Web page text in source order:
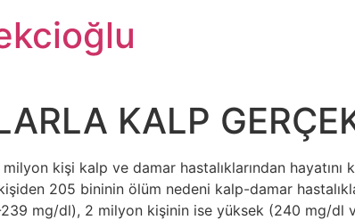
KALP
milyon kişi kalp ve damar hastalıklarından
205 bininin ölüm nedeni kalp-damar
239 mg/dl), 2 milyon kişinin ise yüksek (240 mg/dl